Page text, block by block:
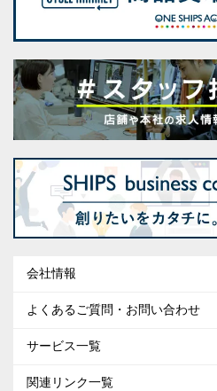
会社情報
よくあるご質問・お問い合わせ
サービス一覧
関連リンク一覧